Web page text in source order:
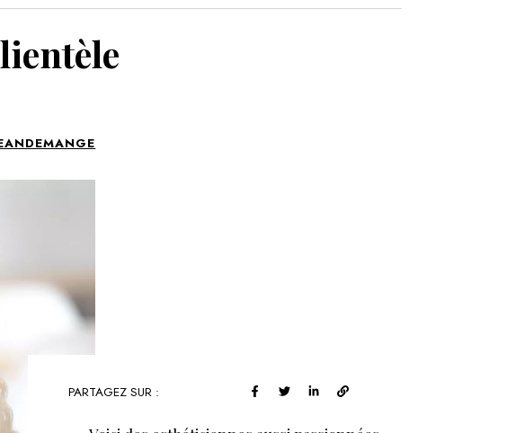
PARTAGEZ SUR :